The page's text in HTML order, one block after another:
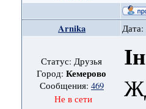
Arnika
Статус: Друзья
Город:Кемерово
Сообщения: 469
Не в сети